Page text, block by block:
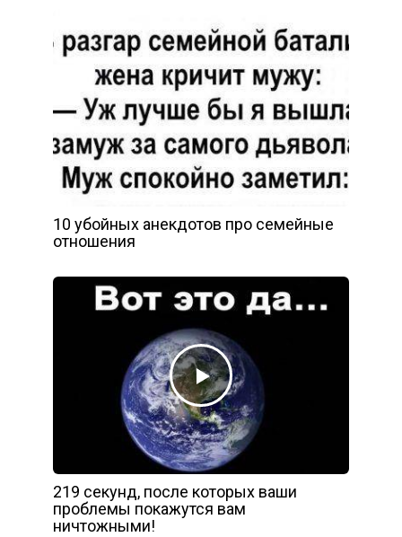
10 убойных анекдотов про семейные
отношения
219 секунд, после которых ваши
проблемы покажутся вам
ничтожными!